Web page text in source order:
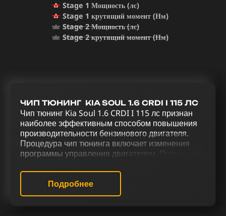
Stage 1 Мощность (лс)
Stage 1 крутящий момент (Нм)
Stage 2 Мощность (лс)
Stage 2 крутящий момент (Нм)
ЧИП ТЮНИНГ KIA SOUL 1.6 CRDI I 115 ЛС
Чип тюнинг Kia Soul 1.6 CRDI I 115 лс признан
наиболее эффективным способом повышения
производительности бензинового двигателя.
Процедура чип тюнинга включает изменения
программы управления двигателем. Повышение
115 лс обеспечивается через серию тюнинговых
работ, которые охватывают чип-тюнинг (stage 1
и stage 2), выключение катализатора (Евро-2),
Подробнее